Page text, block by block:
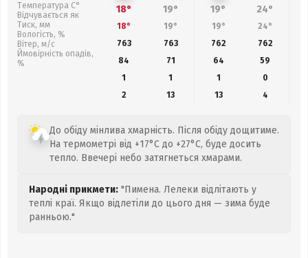
Температура С°
Відчувається як
Тиск, мм
Вологість, %
Вітер, м/с
Ймовірність опадів,
%
18° 19° 19° 24°
18° 19° 19° 24°
763
763 762 762
84
71 64 59
1
1 1
0
2
13 13 4
До обіду мінлива хмарність. Після обіду дощитиме.
На термометрі від +17°C до +27°C, буде досить
тепло. Ввечері небо затягнеться хмарами.
Народні прикмети: "Пимена. Лелеки відлітають у
теплі краї. Якщо відлетіли до цього дня — зима буде
ранньою."